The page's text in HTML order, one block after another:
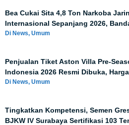
Bea Cukai Sita 4,8 Ton Narkoba
Internasional Sepanjang 2026,
Di News, Umum
Penjualan Tiket Aston Villa Pre-
Indonesia 2026 Resmi Dibuka,
Di News, Umum
Tingkatkan Kompetensi, Semen
BJKW IV Surabaya Sertifikasi 103